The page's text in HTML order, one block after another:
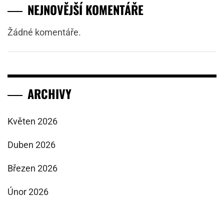
NEJNOVĚJŠÍ KOMENTÁŘE
Žádné komentáře.
ARCHIVY
Květen 2026
Duben 2026
Březen 2026
Únor 2026